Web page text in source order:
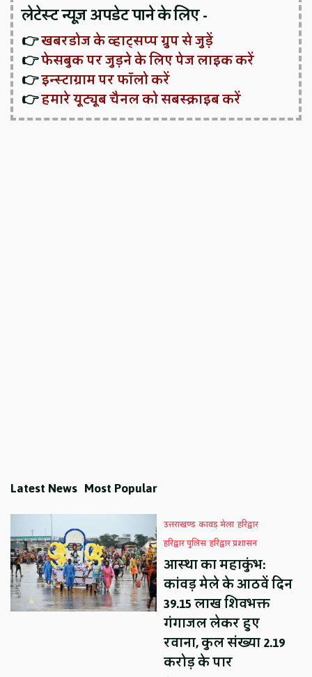
लेटेस्ट न्यूज़ अपडेट पाने के लिए -
👉खबरडोज के व्हाट्सप्प ग्रुप से जुड़ें
👉फेसबुक पर जुड़ने के लिए पेज लाइक करें
👉इन्स्टाग्राम पर फॉलो करें
👉हमारे यूट्यूब चैनल को सबस्क्राइब करें
Latest News Most Popular
उत्तराखण्ड कावड़ मेला हरिद्वार
हरिद्वार पुलिस हरिद्वार प्रशासन
आस्था का महाकुंभ:
कांवड़ मेले के आठवें दिन
39.15 लाख शिवभक्त
गंगाजल लेकर हुए
रवाना, कुल संख्या 2.19
करोड़ के पार